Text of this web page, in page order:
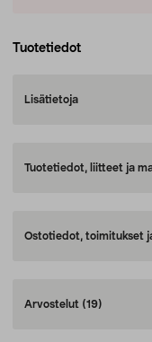
Tuotetiedot
Lisätietoja
Tuotetiedot, liitteet ja
Ostotiedot, toimitukset
Arvostelut (19)